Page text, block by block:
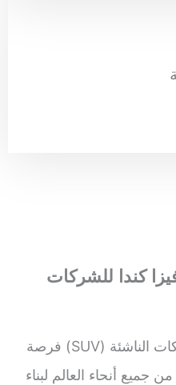
كندا للشركات
يقدم برنامج تأشيرة كندا للشركات الناشئة (SUV) فرصة
جميع أنحاء العالم لبناء